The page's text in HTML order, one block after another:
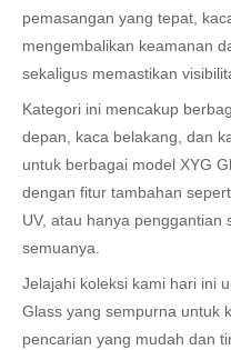
pemasangan yang tepat,
mengembalikan keamanan
sekaligus memastikan
Kategori ini mencakup
depan, kaca belakang, dan
untuk berbagai model XYG
dengan fitur tambahan
UV, atau hanya penggantian
semuanya.
Jelajahi koleksi kami hari ini
Glass yang sempurna untuk
pencarian yang mudah dan